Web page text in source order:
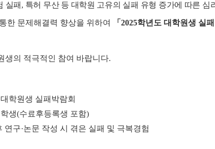
실패 , 특허 무산 등 대학원 고유의 실패 유형 증가에 따른 심
한 문제해결력 향상을 위하여 「 2025학년도 대학원생 실패
생의 적극적인 참여 바랍니다.
학원생 실패박람회
생(수료후등록생 포함)
연구·논문 작성 시 겪은 실패 및 극복경험